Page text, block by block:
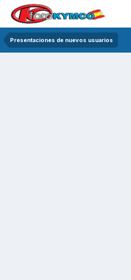
Presentaciones de nuevos usuarios